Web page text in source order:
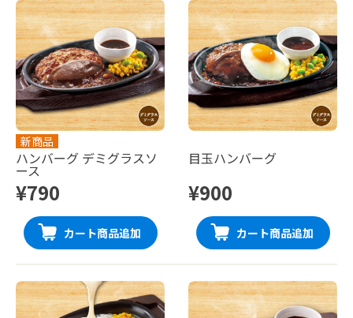
新商品
ハンバーグ デミグラスソ
ース
¥790
カート商品追加
目玉ハンバーグ
¥900
カート商品追加